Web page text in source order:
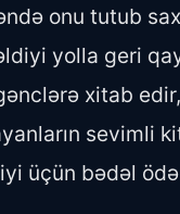
onu tutub
yolla geri
xitab
sevimli
üçün bədəl